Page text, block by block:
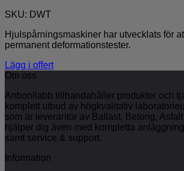
SKU: DWT
Hjulspårningsmaskiner har utvecklats för
permanent deformationstester.
Lägg i offert
Om oss
Anbonilabb tillhandahåller produkter och
komplett utbud av högkvalitativ
som är leverantör av Ballast, Betong,
hjälper dig även med kompletta
samt service & support.
Information